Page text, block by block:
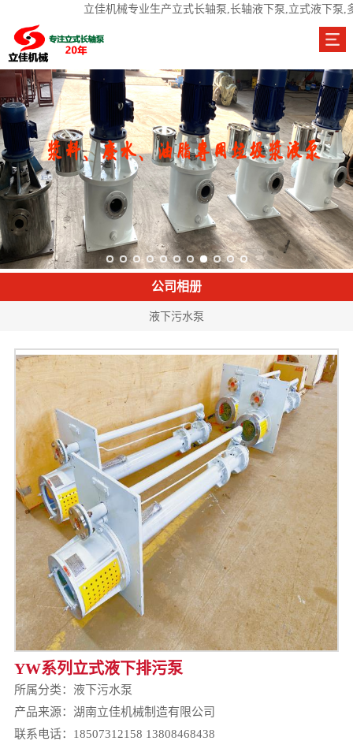
立佳机械专业生产立式长轴泵,长轴液下泵,立式液下
公司相册
液下污水泵
YW系列立式液下排污泵
所属分类： 液下污水泵
产品来源：湖南立佳机械制造有限公司
联系电话：18507312158 13808468438